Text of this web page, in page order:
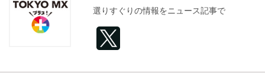
選りすぐりの情報をニュース記事で